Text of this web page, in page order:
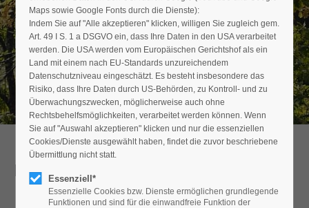
Passwort
Anmelden
Register|Lost your password?
Support
Hier finden Sie den Fachbetrieb in Ihrer
Nähe
Detailansicht
Maps sowie Google Fonts durch die Dienste):
Indem Sie auf "Alle akzeptieren" klicken, willigen Sie zugleich gem.
Art. 49 I S. 1 a DSGVO ein, dass Ihre Daten in den USA verarbeitet
werden. Die USA werden vom Europäischen Gerichtshof als ein
Land mit einem nach EU-Standards unzureichendem
Datenschutzniveau eingeschätzt. Es besteht insbesondere das
Risiko, dass Ihre Daten durch US-Behörden, zu Kontroll- und zu
Überwachungszwecken, möglicherweise auch ohne
Rechtsbehelfsmöglichkeiten, verarbeitet werden können. Wenn
Sie auf "Auswahl akzeptieren" klicken und nur die essenziellen
Cookies/Dienste ausgewählt haben, findet die zuvor beschriebene
Übermittlung nicht statt.
Essenziell*
Essenzielle Cookies bzw. Dienste ermöglichen grundlegende
Funktionen und sind für die einwandfreie Funktion der